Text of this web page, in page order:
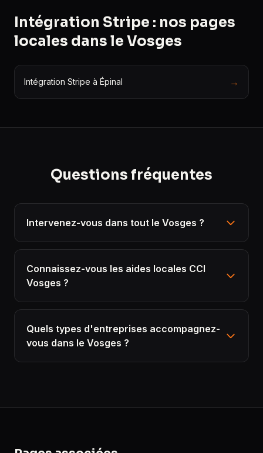
Intégration Stripe : nos pages
locales dans le Vosges
Intégration Stripe à Épinal →
Questions fréquentes
Intervenez-vous dans tout le Vosges ?
Connaissez-vous les aides locales CCI
Vosges ?
Quels types d'entreprises accompagnez-
vous dans le Vosges ?